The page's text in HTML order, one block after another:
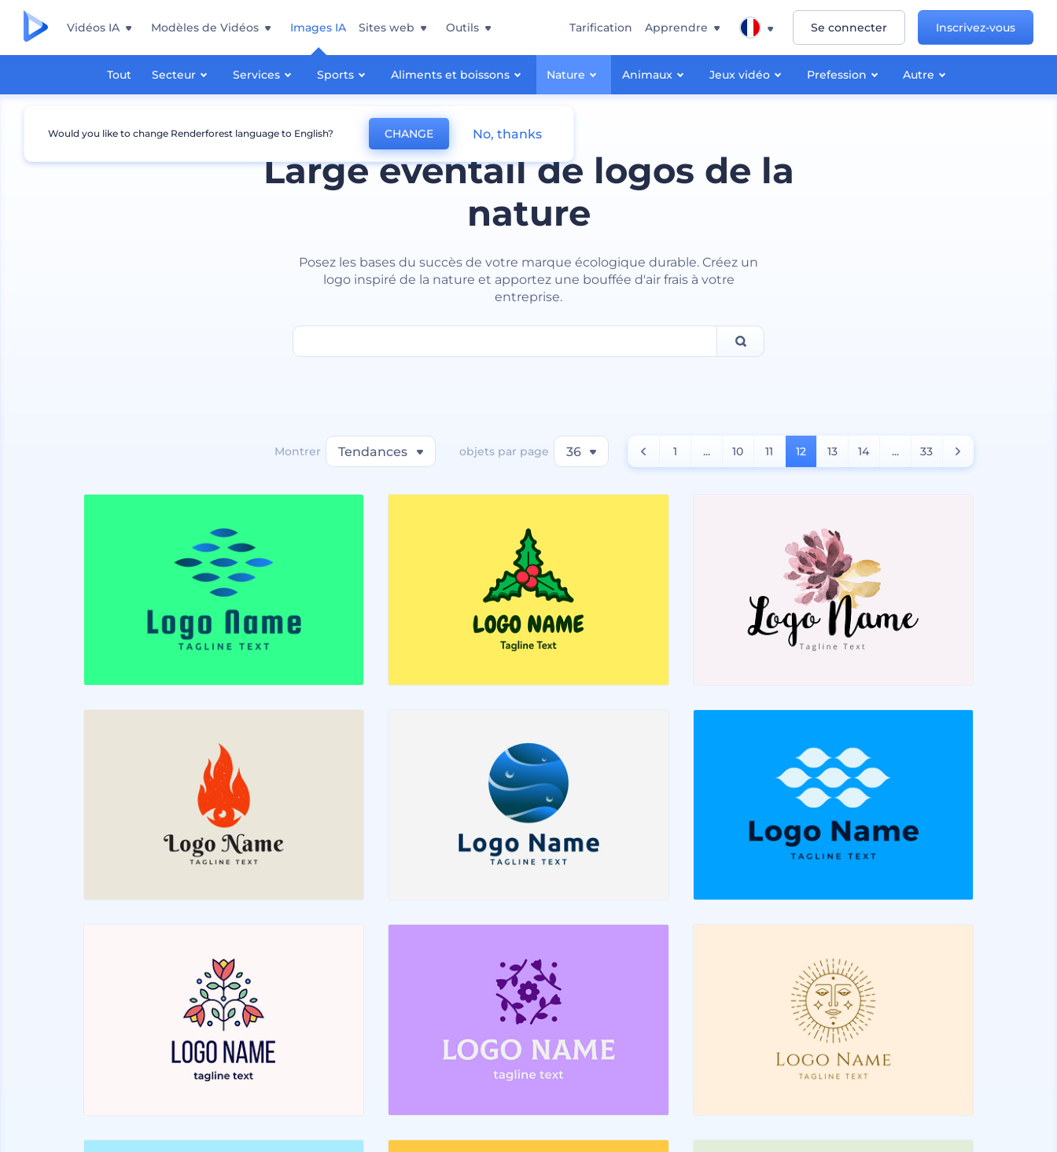
Vidéos IA Modèles de Vidéos Images IA
Tout Secteur Services Sports Aliments et boissons Nature Animaux Jeux vidéo Prefession Autre
Sites web Outils Tarification Apprendre Se connecter Inscrivez-vous
Large éventail de logos de la
nature
Posez les bases du succès de votre marque écologique durable. Créez un
logo inspiré de la nature et apportez une bouffée d'air frais à votre
entreprise.
Montrer Tendances objets par page 36 1 ... 10 11 12 13 14 ... 33
Would you like to change Renderforest language to English? CHANGE No, thanks